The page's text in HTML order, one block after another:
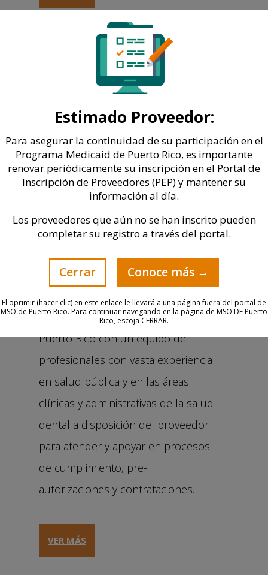
Departamento
Dental
Único programa en su clase en
Puerto Rico con un equipo de
profesionales con vasta experiencia
en salud pública y en las áreas
clínicas y administrativas de la salud
dental a disposición del proveedor
para atender y apoyar en procesos
de cumplimiento, pre-
autorizaciones y contrataciones.
VER MÁS
Estimado Proveedor:
Para asegurar la continuidad de su participación en el
Programa Medicaid de Puerto Rico, es importante
renovar periódicamente su inscripción en el Portal de
Inscripción de Proveedores (PEP) y mantener su
información al día.
Los proveedores que aún no se han inscrito pueden
completar su registro a través del portal.
Cerrar Conoce más →
El oprimir (hacer clic) en este enlace le llevará a una página fuera del portal de
MSO de Puerto Rico. Para continuar navegando en la página de MSO DE Puerto
Rico, escoja CERRAR.